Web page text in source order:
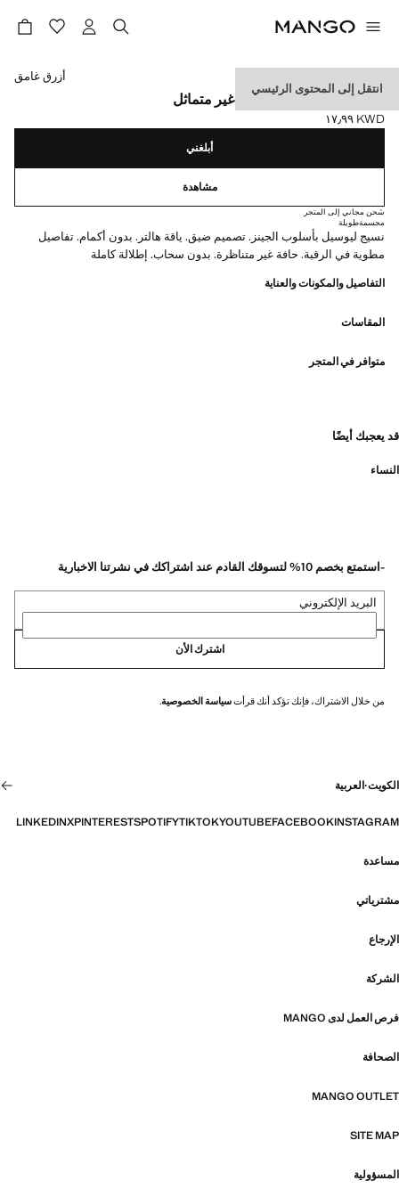
انتقل إلى المحتوى الرئيسي
توب ليوسيل بطرف سفلي غير متماثل
السعر الحالي [KWD ١٧٫٩٩ ]
KWD ١٧٫٩٩
حدد اللون
أزرق غامق
أبلغني
مشاهدة
شحن مجاني إلى المتجر
مجسمةطويلة
نسيج ليوسيل بأسلوب الجينز. تصميم ضيق. ياقة هالتر. بدون أكمام. تفاصيل
مطوية في الرقبة. حافة غير متناظرة. بدون سحاب. إطلالة كاملة
التفاصيل والمكونات والعناية
المقاسات
متوافر في المتجر
قد يعجبك أيضًا
النساء
-استمتع بخصم 10% لتسوقك القادم عند اشتراكك في نشرتنا الاخبارية
البريد الإلكتروني
اشترك الأن
من خلال الاشتراك، فإنك تؤكد أنك قرأتسياسة الخصوصية.
الكويت·العربية
INSTAGRAM
FACEBOOK
YOUTUBE
TIKTOK
SPOTIFY
PINTEREST
X
LINKEDIN
مساعدة
مشترياتي
الإرجاع
الشركة
فرص العمل لدى MANGO
الصحافة
MANGO OUTLET
SITE MAP
المسؤولية